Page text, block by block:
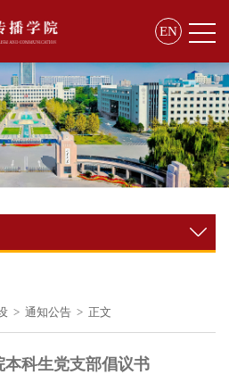
EN
> 通知公告 > 正文
本科生党支部倡议书